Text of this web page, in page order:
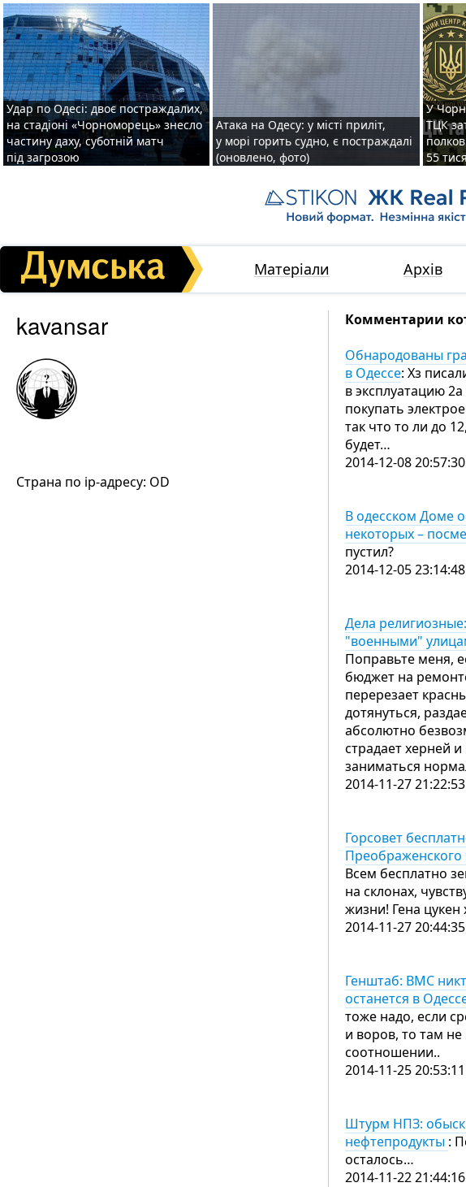
Удар по Одесі: двоє постраждалих,
на стадіоні «Чорноморець» знесло
частину даху, суботній матч
під загрозою
Атака на Одесу: у місті приліт,
у морі горить судно, є постраждалі
(оновлено, фото)
У
ТЦК
55
Матеріали Архів
kavansar
Страна по ip-адресу: OD
Комментарии
Обнародованы
в Одессе: Хз
в эксплуатацию
покупать
так что то ли до
будет…
2014-12-08 20:57:30
В одесском Доме
некоторых –
пустил?
2014-12-05 23:14:48
Дела
"военными"
Поправьте меня,
бюджет на
перерезает
дотянуться,
абсолютно
страдает херней
заниматься
2014-11-27 21:22:53
Горсовет
Преображенского
Всем бесплатно
на склонах,
жизни! Гена цукен
2014-11-27 20:44:35
Генштаб: ВМС
останется в
тоже надо, если
и воров, то там
соотношении..
2014-11-25 20:53:11
Штурм НПЗ: обыск
нефтепродукты :
осталось…
2014-11-22 21:44:16